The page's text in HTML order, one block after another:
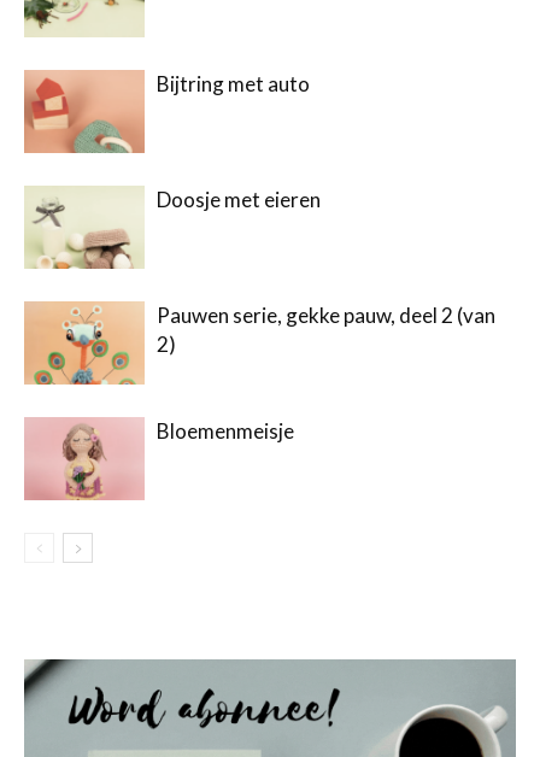
Bijtring met auto
Doosje met eieren
Pauwen serie, gekke pauw, deel 2 (van
2)
Bloemenmeisje